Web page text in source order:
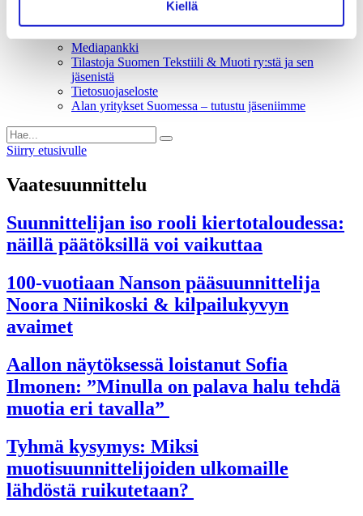
Kiellä
Mediapankki
Tilastoja Suomen Tekstiili & Muoti ry:stä ja sen
jäsenistä
Tietosuojaseloste
Alan yritykset Suomessa – tutustu jäseniimme
Siirry etusivulle
Vaatesuunnittelu
Suunnittelijan iso rooli kiertotaloudessa:
näillä päätöksillä voi vaikuttaa
100-vuotiaan Nanson pääsuunnittelija
Noora Niinikoski & kilpailukyvyn
avaimet
Aallon näytöksessä loistanut Sofia
Ilmonen: ”Minulla on palava halu tehdä
muotia eri tavalla”
Tyhmä kysymys: Miksi
muotisuunnittelijoiden ulkomaille
lähdöstä ruikutetaan?